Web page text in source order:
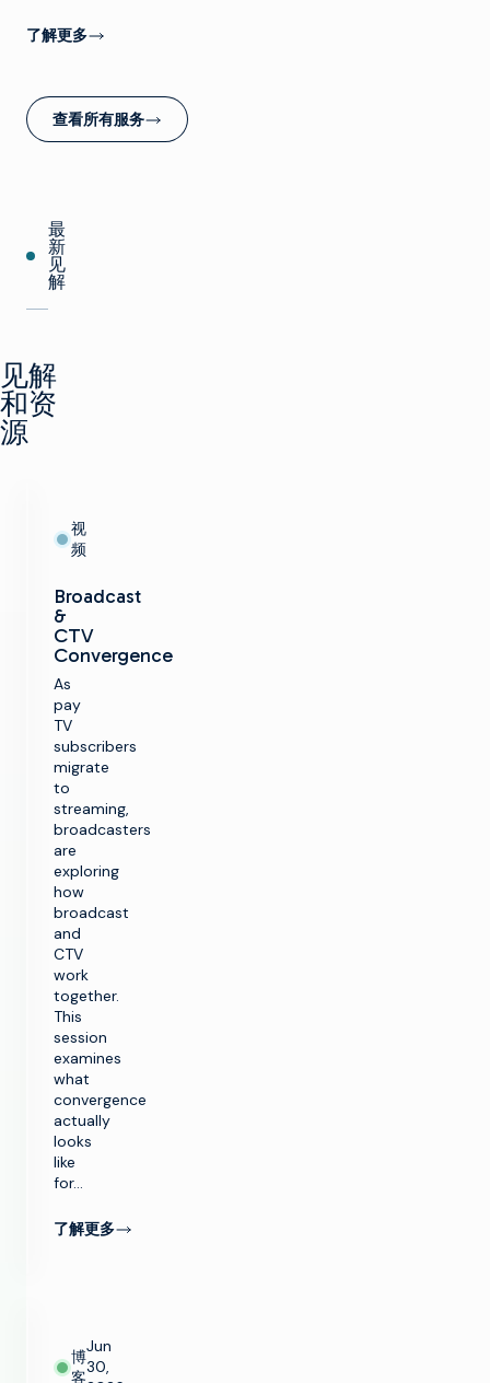
了解更多
查看所有服务
最
新
见
解
见解
和资
源
视
频
Broadcast
&
CTV
Convergence
As
pay
TV
subscribers
migrate
to
streaming,
broadcasters
are
exploring
how
broadcast
and
CTV
work
together.
This
session
examines
what
convergence
actually
looks
like
for…
了解更多
博
客
Jun
30,